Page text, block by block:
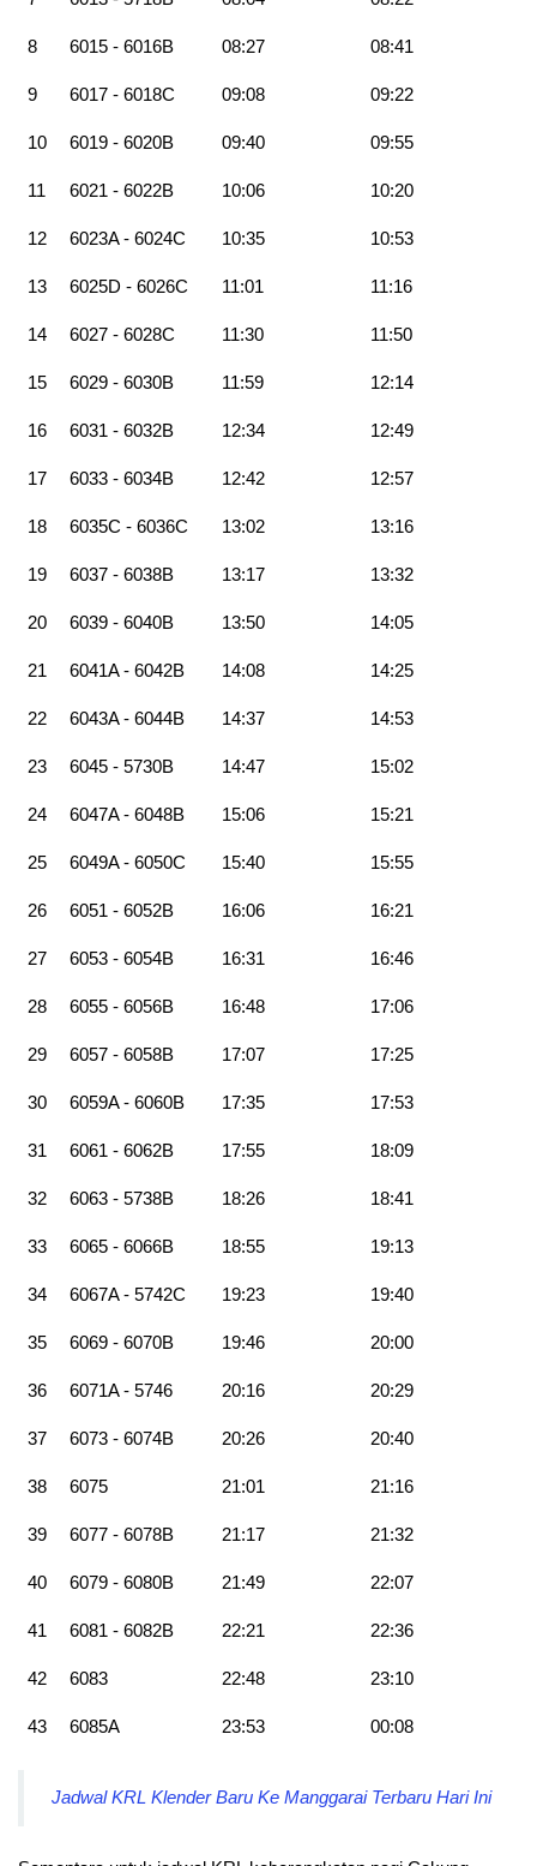
8 6015 - 6016B 08:27 08:41
9 6017 - 6018C 09:08 09:22
10 6019 - 6020B 09:40 09:55
11 6021 - 6022B 10:06 10:20
12 6023A - 6024C 10:35 10:53
13 6025D - 6026C 11:01 11:16
14 6027 - 6028C 11:30 11:50
15 6029 - 6030B 11:59 12:14
16 6031 - 6032B 12:34 12:49
17 6033 - 6034B 12:42 12:57
18 6035C - 6036C 13:02 13:16
19 6037 - 6038B 13:17 13:32
20 6039 - 6040B 13:50 14:05
21 6041A - 6042B 14:08 14:25
22 6043A - 6044B 14:37 14:53
23 6045 - 5730B 14:47 15:02
24 6047A - 6048B 15:06 15:21
25 6049A - 6050C 15:40 15:55
26 6051 - 6052B 16:06 16:21
27 6053 - 6054B 16:31 16:46
28 6055 - 6056B 16:48 17:06
29 6057 - 6058B 17:07 17:25
30 6059A - 6060B 17:35 17:53
31 6061 - 6062B 17:55 18:09
32 6063 - 5738B 18:26 18:41
33 6065 - 6066B 18:55 19:13
34 6067A - 5742C 19:23 19:40
35 6069 - 6070B 19:46 20:00
36 6071A - 5746 20:16 20:29
37 6073 - 6074B 20:26 20:40
38 6075 21:01 21:16
39 6077 - 6078B 21:17 21:32
40 6079 - 6080B 21:49 22:07
41 6081 - 6082B 22:21 22:36
42 6083 22:48 23:10
43 6085A 23:53 00:08
Jadwal KRL Klender Baru Ke Manggarai Terbaru Hari Ini